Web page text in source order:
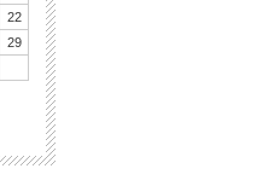
22
29